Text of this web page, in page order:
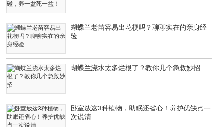
蝴蝶兰老苗容易出花梗吗？聊聊实在的亲身经
验
蝴蝶兰浇水太多烂根了？教你几个急救妙招
卧室放这3种植物，助眠还省心！养护优缺点一
次说清